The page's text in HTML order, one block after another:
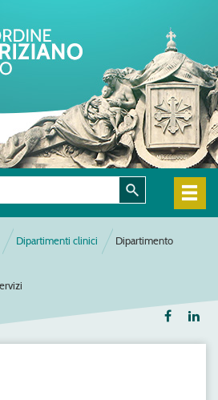
Dipartimenti clinici Dipartimento